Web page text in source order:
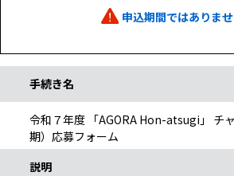
申込期間ではありませ
手続き名
令和７年度 「AGORA Hon-atsugi」 チ
期）応募フォーム
説明